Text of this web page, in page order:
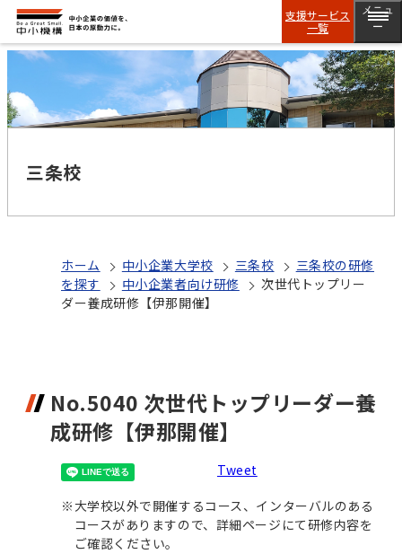
支援サービス
一覧
メニュ
ー
三条校
ホーム 中小企業大学校 三条校
三条校の研修
を探す
中小企業者向け研修
次世代トップリー
ダー養成研修【伊那開催】
No.5040 次世代トップリーダー養
成研修【伊那開催】
Tweet
※大学校以外で開催するコース、インターバルのある
コースがありますので、詳細ページにて研修内容を
ご確認ください。